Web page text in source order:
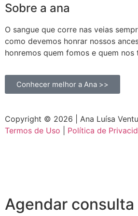
Sobre a ana
O sangue que corre nas veias
como devemos honrar nossos
honremos quem fomos e quem nos
Conhecer melhor a Ana >>
Copyright © 2026 | Ana Luísa
Termos de Uso
Política de
Agendar consulta